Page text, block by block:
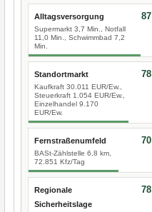
Alltagsversorgung
Supermarkt 3,7 Min., Notfall
11,0 Min., Schwimmbad 7,2
Min.
87
Standortmarkt
Kaufkraft 30.011 EUR/Ew.,
Steuerkraft 1.054 EUR/Ew.,
Einzelhandel 9.170
EUR/Ew.
78
Fernstraßenumfeld
BASt-Zählstelle 6,8 km,
72.851 Kfz/Tag
70
Regionale
Sicherheitslage
78